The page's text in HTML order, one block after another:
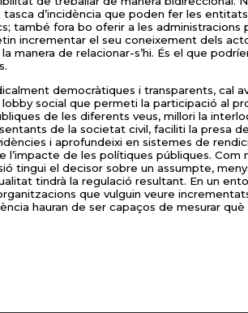
d’incidència que poden fer les
també fora bo oferir a les administracions
incrementar el seu coneixement dels
manera de relacionar-s’hi. És el que
democràtiques i transparents, cal
lobby social que permeti la participació al
de les diferents veus, millori la
de la societat civil, faciliti la presa de
i aprofundeixi en sistemes de
l’impacte de les polítiques públiques. Com
tingui el decisor sobre un assumpte,
tindrà la regulació resultant. En un
que vulguin veure
hauran de ser capaços de mesurar